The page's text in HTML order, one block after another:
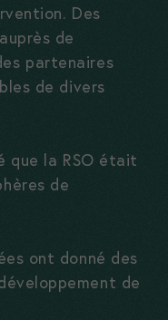
Des
de
partenaires
de divers
que la RSO était
de
ont donné des
de